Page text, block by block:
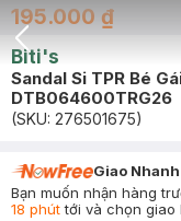
Back Icon
195.000 ₫
Biti's
Sandal Si TPR Bé
DTB064600TRG26
(SKU: 276501675)
Giao
Bạn muốn nhận hàng
18 phúttới và chọn giao